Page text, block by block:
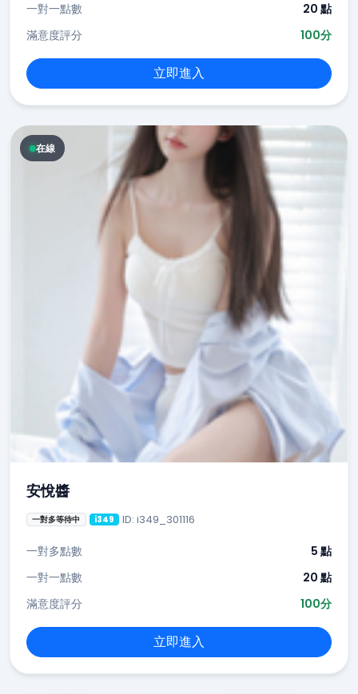
一對一點數
20 點
滿意度評分
100分
立即進入
在線
安悅醬
一對多等待中 i349 ID: i349_301116
一對多點數
5 點
一對一點數
20 點
滿意度評分
100分
立即進入